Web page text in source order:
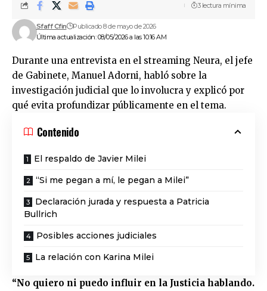
Última actualización: 08/05/2026 a las 10:16 AM
Sfaff Cfin Publicado 8 de mayo de 2026
3 lectura mínima
Durante una entrevista en el streaming Neura, el jefe
de Gabinete, Manuel Adorni, habló sobre la
investigación judicial que lo involucra y explicó por
qué evita profundizar públicamente en el tema.
Contenido
El respaldo de Javier Milei
“Si me pegan a mí, le pegan a Milei”
Declaración jurada y respuesta a Patricia
Bullrich
Posibles acciones judiciales
La relación con Karina Milei
“No quiero ni puedo influir en la Justicia hablando.